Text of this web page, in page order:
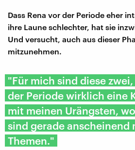
Dass Rena vor der Periode eher
ihre Laune schlechter, hat sie
Und versucht, auch aus dieser
mitzunehmen.
"Für mich sind diese
der Periode wirklich eine
mit meinen Urängsten,
sind gerade anscheinend
Themen."